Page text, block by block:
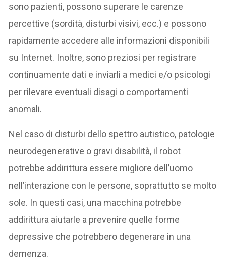
sono pazienti, possono superare le carenze
percettive (sordità, disturbi visivi, ecc.) e possono
rapidamente accedere alle informazioni disponibili
su Internet. Inoltre, sono preziosi per registrare
continuamente dati e inviarli a medici e/o psicologi
per rilevare eventuali disagi o comportamenti
anomali.
Nel caso di disturbi dello spettro autistico, patologie
neurodegenerative o gravi disabilità, il robot
potrebbe addirittura essere migliore dell’uomo
nell’interazione con le persone, soprattutto se molto
sole. In questi casi, una macchina potrebbe
addirittura aiutarle a prevenire quelle forme
depressive che potrebbero degenerare in una
demenza.